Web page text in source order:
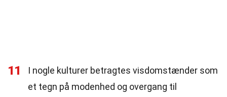
11
I nogle kulturer betragtes visdomstænder som
et tegn på modenhed og overgang til